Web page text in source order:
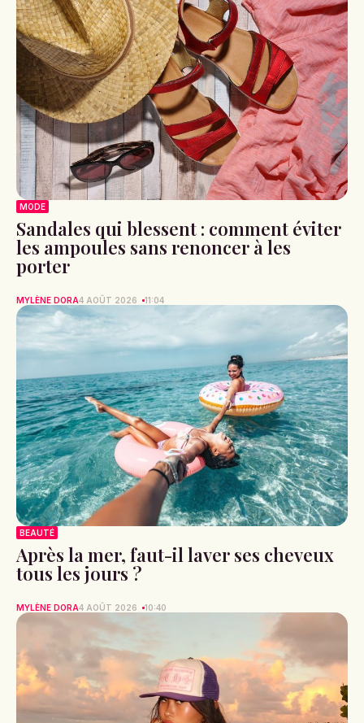
MODE
Sandales qui blessent : comment éviter
les ampoules sans renoncer à les
porter
MYLÈNE DORA4 AOÛT 2026 11:04
BEAUTÉ
Après la mer, faut-il laver ses cheveux
tous les jours ?
MYLÈNE DORA4 AOÛT 2026 10:40